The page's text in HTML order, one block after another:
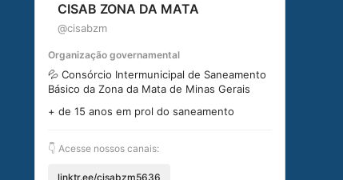
CISAB ZONA DA MATA
@cisabzm
Organização governamental
💦 Consórcio Intermunicipal de Saneamento
Básico da Zona da Mata de Minas Gerais
+ de 15 anos em prol do saneamento
👇 Acesse nossos canais:
linktr.ee/cisabzm5636